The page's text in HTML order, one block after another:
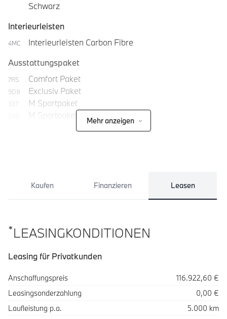
Schwarz
Interieurleisten
4MC
Interieurleisten Carbon Fibre
Ausstattungspaket
7RS Comfort Paket
9D8 Exclusiv Paket
337 M Sportpaket
M Sportpaket Pro
Mehr anzeigen
Kaufen Finanzieren Leasen
*LEASINGKONDITIONEN
Leasing für Privatkunden
SpezifikationWert
Anschaffungspreis
116.922,60 €
Leasingsonderzahlung
0,00 €
Laufleistung p.a.
5.000 km